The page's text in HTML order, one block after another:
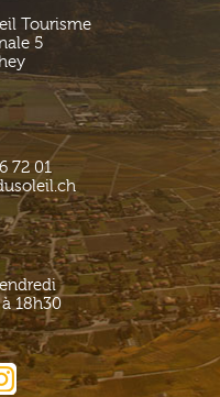
Tourisme
5
72 01
18h30